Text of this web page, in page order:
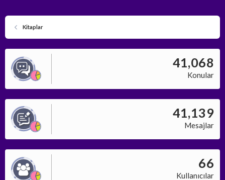
Kitaplar
41,068
Konular
41,139
Mesajlar
66
Kullanıcılar